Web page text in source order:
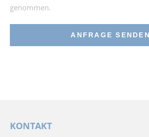
genommen.
ANFRAGE SENDEN
KONTAKT